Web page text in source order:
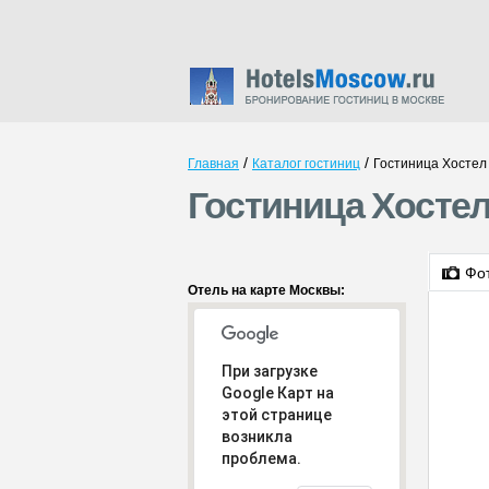
Главная / Каталог гостиниц / Гостиница
Гостиница
Отель на карте Москвы:
При загрузке
Google Карт на
этой странице
возникла
проблема.